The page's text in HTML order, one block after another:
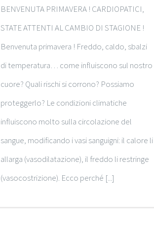
BENVENUTA PRIMAVERA ! CARDIOPATICI,
STATE ATTENTI AL CAMBIO DI STAGIONE !
Benvenuta primavera ! Freddo, caldo, sbalzi
di temperatura… come influiscono sul nostro
cuore? Quali rischi si corrono? Possiamo
proteggerlo? Le condizioni climatiche
influiscono molto sulla circolazione del
sangue, modificando i vasi sanguigni: il calore li
allarga (vasodilatazione), il freddo li restringe
(vasocostrizione). Ecco perché [...]